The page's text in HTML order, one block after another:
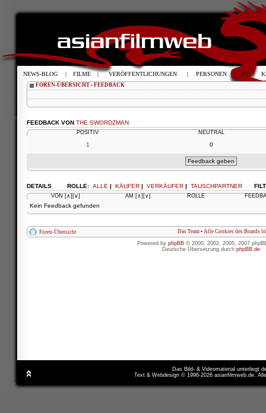
FOREN-ÜBERSICHT ‹ FEEDBACK
FEEDBACK VON THE SWORDZMAN
POSITIV NEUTRAL
1 0
ROLLE: ALLE | KÄUFER | VERKÄUFER | TAUSCHPARTNER
DETAILS
VON [∧] [∨] AM [∧] [∨] ROLLE
Kein Feedback gefunden
Foren-Übersicht Das Team • Alle Cookies des Boards
Powered by phpBB © 2000, 2002, 2005, 2007
Deutsche Übersetzung durch phpBB.de
Das Bild- & Videomaterial unterliegt
Text & Webdesign © 1996-2026 asianfilmweb.de.
NEWS-BLOG | FILME | VERÖFFENTLICHUNGEN | PERSONEN | TV |